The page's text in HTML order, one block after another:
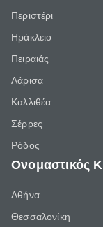
Περιστέρι
Ηράκλειο
Πειραιάς
Λάρισα
Καλλιθέα
Σέρρες
Ρόδος
Ονομαστικός
Αθήνα
Θεσσαλονίκη